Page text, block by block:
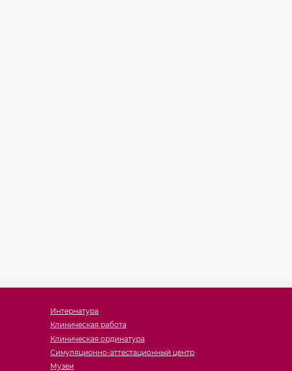
Интернатура
Клиническая работа
Клиническая ординатура
Симуляционно-аттестационный центр
Музеи